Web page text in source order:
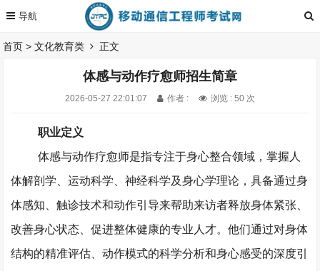
首页 >文化教育类 正文
体感与动作疗愈师招生简章
2026-05-27 22:01:07 作者 : 浏览 : 50 次
职业定义
体感与动作疗愈师是指专注于身心整合领域，掌握人
体解剖学、运动科学、神经科学及身心学理论，具备通过身
体感知、触诊技术和动作引导来帮助来访者释放身体紧张、
改善身心状态、促进整体健康的专业人才。他们通过对身体
结构的精准评估、动作模式的科学分析和身心感受的深度引